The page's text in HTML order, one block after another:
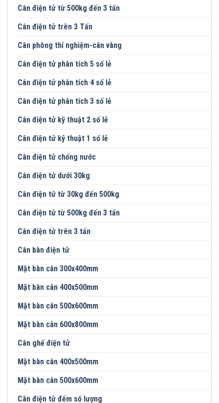
Cân điện tử từ 500kg đến 3 tấn
Cân điện tử trên 3 Tấn
Cân phòng thí nghiệm-cân vàng
Cân điện tử phân tích 5 số lẻ
Cân điện tử phân tích 4 số lẻ
Cân điện tử phân tích 3 số lẻ
Cân điện tử kỹ thuật 2 số lẻ
Cân điện tử kỹ thuật 1 số lẻ
Cân điện tử chống nước
Cân điện tử dưới 30kg
Cân điện tử từ 30kg đến 500kg
Cân điện tử từ 500kg đến 3 tấn
Cân điện tử trên 3 tấn
Cân bàn điện tử
Mặt bàn cân 300x400mm
Mặt bàn cân 400x500mm
Mặt bàn cân 500x600mm
Mặt bàn cân 600x800mm
Cân ghế điện tử
Mặt bàn cân 400x500mm
Mặt bàn cân 500x600mm
Cân điện tử đếm số lượng